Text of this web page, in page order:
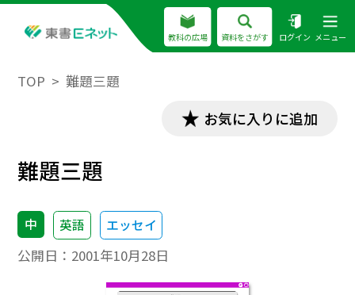
教科の広場 資料をさがす ログイン メニュー
TOP 難題三題
お気に入りに追加
難題三題
中 英語 エッセイ
公開日： 2001年10月28日